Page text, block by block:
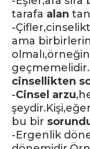
tarafa alan
-
ama
cinsellikten
-Cinsel arzu
bu bir
-Ergenlik